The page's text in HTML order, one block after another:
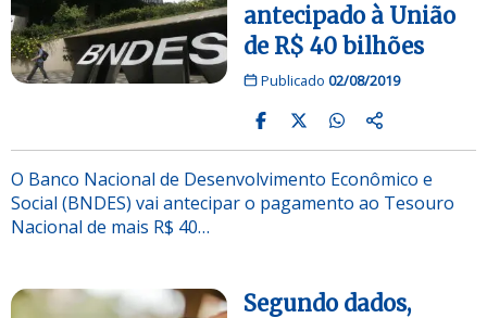
antecipado à União
de R$ 40 bilhões
Publicado 02/08/2019
O Banco Nacional de Desenvolvimento Econômico e
Social (BNDES) vai antecipar o pagamento ao Tesouro
Nacional de mais R$ 40…
Segundo dados,